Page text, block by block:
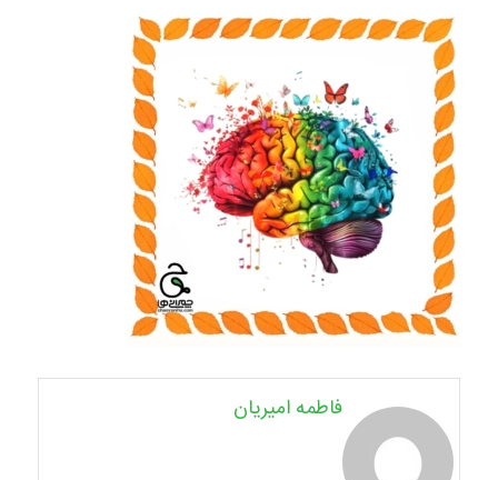
فاطمه امیریان